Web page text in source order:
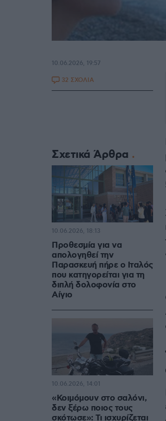
10.06.2026, 19:57
32 ΣΧΟΛΙΑ
Σχετικά Άρθρα
Προθεσμία για να
απολογηθεί την
Παρασκευή πήρε ο Ιταλός
που κατηγορείται για τη
διπλή δολοφονία στο
Αίγιο
10.06.2026, 18:13
«Κοιμόμουν στο σαλόνι,
δεν ξέρω ποιος τους
σκότωσε»: Τι ισχυρίζεται
10.06.2026, 14:01